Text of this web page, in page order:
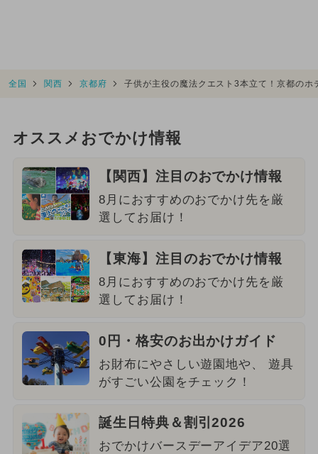
全国 関西 京都府 子供が主役の魔法クエスト3本立て！京都の
オススメおでかけ情報
【関西】注目のおでかけ情報
8月におすすめのおでかけ先を厳
選してお届け！
【東海】注目のおでかけ情報
8月におすすめのおでかけ先を厳
選してお届け！
0円・格安のお出かけガイド
お財布にやさしい遊園地や、 遊具
がすごい公園をチェック！
誕生日特典＆割引2026
おでかけバースデーアイデア20選